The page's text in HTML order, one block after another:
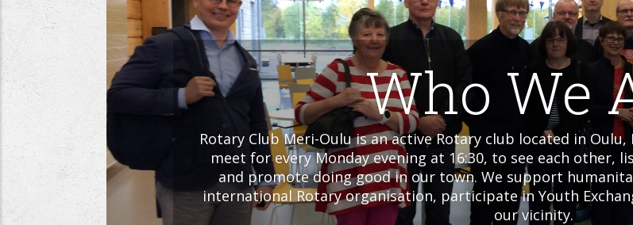
Who We
Rotary Club Meri-Oulu is an active Rotary club located in
meet for every Monday evening at 16:30, to see each
and promote doing good in our town. We support
international Rotary organisation, participate in Youth
our vicinity.